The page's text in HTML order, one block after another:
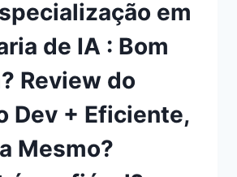
em
de IA : Bom
Review do
Dev + Eficiente,
Mesmo?